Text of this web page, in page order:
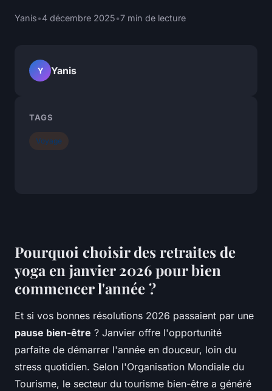
Yanis•4 décembre 2025•7 min de lecture
Pourquoi choisir des retraites de
yoga en janvier 2026 pour bien
commencer l'année ?
Et si vos bonnes résolutions 2026 passaient par une
pause bien-être ? Janvier offre l'opportunité
parfaite de démarrer l'année en douceur, loin du
stress quotidien. Selon l'Organisation Mondiale du
Tourisme, le secteur du tourisme bien-être a généré
Y Yanis
TAGS
Voyage